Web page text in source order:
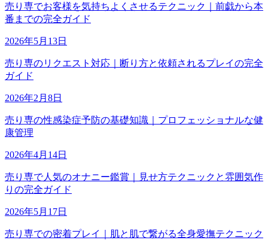
売り専でお客様を気持ちよくさせるテクニック｜前戯から本
番までの完全ガイド
2026年5月13日
売り専のリクエスト対応｜断り方と依頼されるプレイの完全
ガイド
2026年2月8日
売り専の性感染症予防の基礎知識｜プロフェッショナルな健
康管理
2026年4月14日
売り専で人気のオナニー鑑賞｜見せ方テクニックと雰囲気作
りの完全ガイド
2026年5月17日
売り専での密着プレイ｜肌と肌で繋がる全身愛撫テクニック